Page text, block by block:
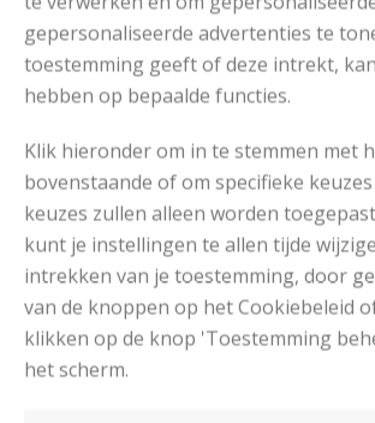
gepersonaliseerde advertenties te
toestemming geeft of deze intrekt,
hebben op bepaalde functies.
Klik hieronder om in te stemmen met
bovenstaande of om specifieke keuzes
keuzes zullen alleen worden
kunt je instellingen te allen tijde
intrekken van je toestemming, door
van de knoppen op het Cookiebeleid
klikken op de knop 'Toestemming
het scherm.
Katia Polar
RECOMMENDED